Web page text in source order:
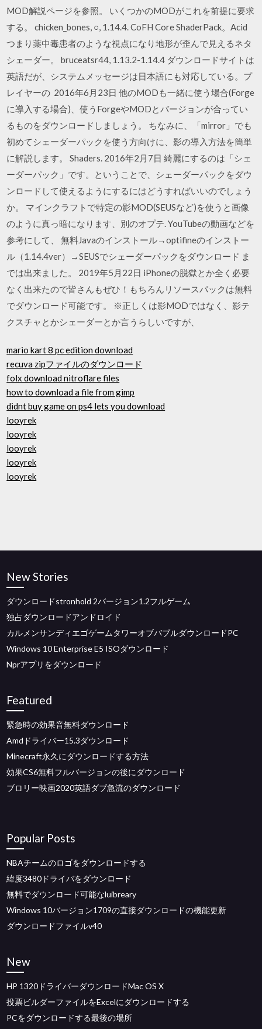
MOD解説ページを参照。 いくつかのMODがこれを前提に要求
する。 chicken_bones, ○, 1.14.4. CoFH Core ShaderPack。Acid
つまり薬中毒患者のような視点になり地形が歪んで見えるネタ
シェーダー。 bruceatsr44, 1.13.2-1.14.4 ダウンロードサイトは
英語だが、システムメッセージは日本語にも対応している。プ
レイヤーの 2016年6月23日 他のMODも一緒に使う場合(Forge
に導入する場合)、使うForgeやMODとバージョンが合ってい
るものをダウンロードしましょう。 ちなみに、「mirror」でも
初めてシェーダーパックを使う方向けに、影の導入方法を簡単
に解説します。 Shaders. 2016年2月7日 綺麗にするのは「シェ
ーダーパック」です。ということで、シェーダーパックをダウ
ンロードして使えるようにするにはどうすればいいのでしょう
か。 マインクラフトで特定の影MOD(SEUSなど)を使うと画像
のように真っ暗になります、別のオプテ. YouTubeの動画などを
参考にして、 無料Javaのインストール→optifineのインストー
ル（1.14.4ver）→SEUSでシェーダーパックをダウンロード ま
では出来ました。 2019年5月22日 iPhoneの脱獄とか全く必要
なく出来たので皆さんもぜひ！もちろんリソースパックは無料
でダウンロード可能です。 ※正しくは影MODではなく、影テ
クスチャとかシェーダーとか言うらしいですが、
mario kart 8 pc edition download
recuva zipファイルのダウンロード
folx download nitroflare files
how to download a file from gimp
didnt buy game on ps4 lets you download
looyrek
looyrek
looyrek
looyrek
looyrek
New Stories
ダウンロードstronhold 2バージョン1.2フルゲーム
独占ダウンロードアンドロイド
カルメンサンディエゴゲームタワーオブバブルダウンロードPC
Windows 10 Enterprise E5 ISOダウンロード
Nprアプリをダウンロード
Featured
緊急時の効果音無料ダウンロード
Amdドライバー15.3ダウンロード
Minecraft永久にダウンロードする方法
効果CS6無料フルバージョンの後にダウンロード
ブロリー映画2020英語ダブ急流のダウンロード
Popular Posts
NBAチームのロゴをダウンロードする
緯度3480ドライバをダウンロード
無料でダウンロード可能なluibreary
Windows 10バージョン1709の直接ダウンロードの機能更新
ダウンロードファイルv40
New
HP 1320ドライバーダウンロードMac OS X
投票ビルダーファイルをExcelにダウンロードする
PCをダウンロードする最後の場所